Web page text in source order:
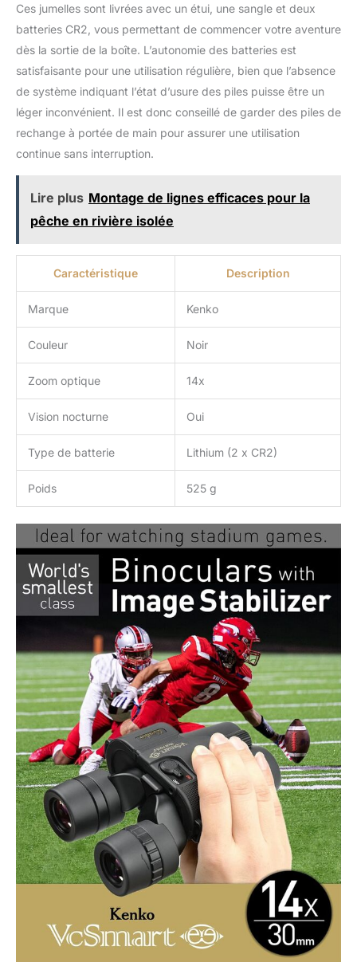
Ces jumelles sont livrées avec un étui, une sangle et deux
batteries CR2, vous permettant de commencer votre aventure
dès la sortie de la boîte. L’autonomie des batteries est
satisfaisante pour une utilisation régulière, bien que l’absence
de système indiquant l’état d’usure des piles puisse être un
léger inconvénient. Il est donc conseillé de garder des piles de
rechange à portée de main pour assurer une utilisation
continue sans interruption.
Lire plus Montage de lignes efficaces pour la
pêche en rivière isolée
Caractéristique Description
Marque Kenko
Couleur Noir
Zoom optique 14x
Vision nocturne Oui
Type de batterie Lithium (2 x CR2)
Poids 525 g